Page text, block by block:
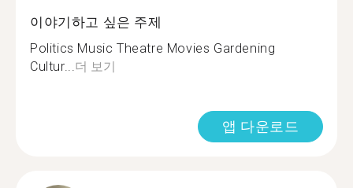
이야기하고 싶은 주제
Politics Music Theatre Movies Gardening
Cultur...더 보기
앱 다운로드